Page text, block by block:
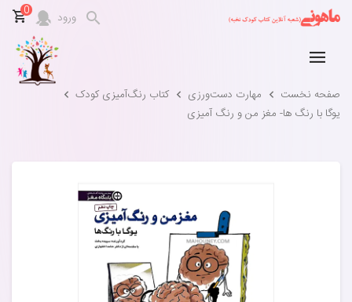
ورود 0
صفحه نخست مهارت‌ دست‌ورزی
کتاب رنگ‌آمیزی کودک
یوگا با رنگ ها- مغز من و رنگ آمیزی